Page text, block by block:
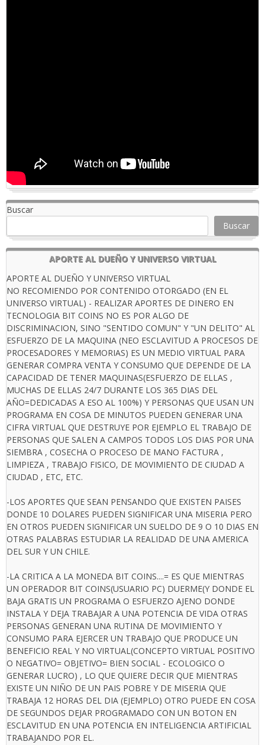
Buscar
Buscar
APORTE AL DUEÑO Y UNIVERSO VIRTUAL
APORTE AL DUEÑO Y UNIVERSO VIRTUAL
NO RECOMIENDO POR CONTENIDO OTORGADO (EN EL
UNIVERSO VIRTUAL) - REALIZAR APORTES DE DINERO EN
TECNOLOGIA BIT COINS NO ES POR ALGO DE
DISCRIMINACION, SINO "SENTIDO COMUN" Y "UN DELITO" AL
ESFUERZO DE LA MAQUINA (NEO ESCLAVITUD A PROCESOS DE
PROCESADORES Y MEMORIAS) ES UN MEDIO VIRTUAL PARA
GENERAR COMPRA VENTA Y CONSUMO QUE DEPENDE DE LA
CAPACIDAD DE TENER MAQUINAS(ESFUERZO DE ELLAS ,
MUCHAS DE ELLAS 24/7 DURANTE LOS 365 DIAS DEL
AÑO=DEDICADAS A ESO AL 100%) Y PERSONAS QUE USAN UN
PROGRAMA EN COSA DE MINUTOS PUEDEN GENERAR UNA
CIFRA VIRTUAL QUE DESTRUYE POR EJEMPLO EL TRABAJO DE
PERSONAS QUE SALEN A CAMPOS TODOS LOS DIAS POR UNA
SIEMBRA , COSECHA O PROCESO DE MANO FACTURA ,
LIMPIEZA , TRABAJO FISICO, DE MOVIMIENTO DE CIUDAD A
CIUDAD , ETC, ETC.
-LOS APORTES QUE SEAN PENSANDO QUE EXISTEN PAISES
DONDE 10 DOLARES PUEDEN SIGNIFICAR UNA MISERIA PERO
EN OTROS PUEDEN SIGNIFICAR UN SUELDO DE 9 O 10 DIAS EN
OTRAS PALABRAS ESTUDIAR LA REALIDAD DE UNA AMERICA
DEL SUR Y UN CHILE.
-LA CRITICA A LA MONEDA BIT COINS....= ES QUE MIENTRAS
UN OPERADOR BIT COINS(USUARIO PC) DUERME(Y DONDE EL
BAJA GRATIS UN PROGRAMA O ESFUERZO AJENO DONDE
INSTALA Y DEJA TRABAJAR A UNA POTENCIA DE VIDA OTRAS
PERSONAS GENERAN UNA RUTINA DE MOVIMIENTO Y
CONSUMO PARA EJERCER UN TRABAJO QUE PRODUCE UN
BENEFICIO REAL Y NO VIRTUAL(CONCEPTO VIRTUAL POSITIVO
O NEGATIVO= OBJETIVO= BIEN SOCIAL - ECOLOGICO O
GENERAR LUCRO) , LO QUE QUIERE DECIR QUE MIENTRAS
EXISTE UN NIÑO DE UN PAIS POBRE Y DE MISERIA QUE
TRABAJA 12 HORAS DEL DIA (EJEMPLO) OTRO PUEDE EN COSA
DE SEGUNDOS DEJAR PROGRAMADO CON UN BOTON EN
ESCLAVITUD EN UNA POTENCIA EN INTELIGENCIA ARTIFICIAL
TRABAJANDO POR EL.